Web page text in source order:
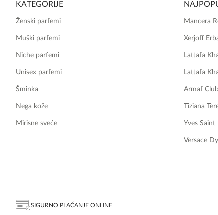
KATEGORIJE
Ženski parfemi
Muški parfemi
Niche parfemi
Unisex parfemi
Šminka
Nega kože
Mirisne sveće
Mancera
Xerjoff
Lattafa
Lattafa
Armaf
Tiziana
Yves Saint
Versace
SIGURNO PLAĆANJE ONLINE